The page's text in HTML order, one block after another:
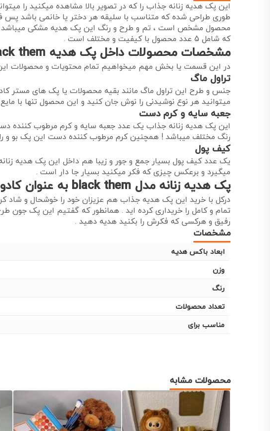
این پک هدیه زنانه جذاب را که در تصویر بالا مشاهده میکنید را
طوری طراحی شده که متناسب با سلیقه هر دختر یا خانمی باشد پس
محصول مشخص است ، تم و طرح و رنگ این پک هدیه مشکی میباشد
که شامل 5 عدد محصول با کیفیت و مختلف است .
مشخصات محصولات داخل پک هدیه black them
در این قسمت یا بخش مهم میخواهیم تمام محتویات و محصولات
تراول ماگ
جنس و طرح این تراول ماگ مانند بقیه محصولات یا پک های مستر
میتوانید هر نوع نوشیدنی را نوش جان کنید و این محصول تنها
جعبه سایه و کرم دست
رنگ مختلف میباشد ! همچنین کرم مرطوب کننده دست این پک بو و
کیف پول
یک عدد کیف پول بسیار جمع و جور و زیبا هم داخل این پک هدیه
میگیرد و برعکس چیزی که فکر میکنید بسیار جا دار است .
پک هدیه زنانه مدل black them به عنوان کادو
درکل با خرید این پک هدیه جذاب هم عزیزان خود را خوشحال و شاد
تمام و کامل را خریداری کرده اید . همانطور که گفتیم این پک جون
رفیق و هرکسی که فکرش را بکنید هدیه دهید .
مشخصات
ابعاد باکس هدیه
وزن
رنگ
تعداد محصولات
مناسب برای
محصولات مشابه